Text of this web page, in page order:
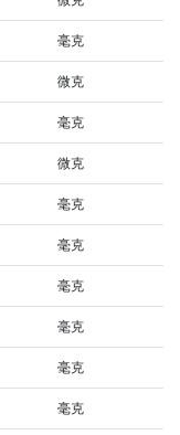
毫克
微克
毫克
微克
毫克
毫克
毫克
毫克
毫克
毫克